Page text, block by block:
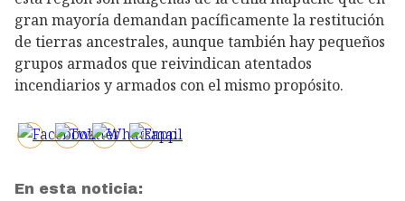
gran mayoría demandan pacíficamente la restitución
de tierras ancestrales, aunque también hay pequeños
grupos armados que reivindican atentados
incendiarios y armados con el mismo propósito.
En esta noticia: